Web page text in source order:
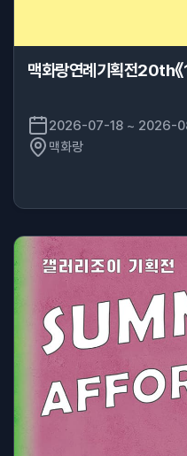
맥화랑연례기획전20th
2026-07-18 ~ 2026-
맥화랑